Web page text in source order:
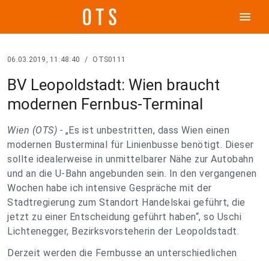
menu
06.03.2019, 11:48:40 / OTS0111
BV Leopoldstadt: Wien braucht
modernen Fernbus-Terminal
Wien (OTS) - „Es ist unbestritten, dass Wien einen
modernen Busterminal für Linienbusse benötigt. Dieser
sollte idealerweise in unmittelbarer Nähe zur Autobahn
und an die U-Bahn angebunden sein. In den vergangenen
Wochen habe ich intensive Gespräche mit der
Stadtregierung zum Standort Handelskai geführt, die
jetzt zu einer Entscheidung geführt haben“, so Uschi
Lichtenegger, Bezirksvorsteherin der Leopoldstadt.
Derzeit werden die Fernbusse an unterschiedlichen